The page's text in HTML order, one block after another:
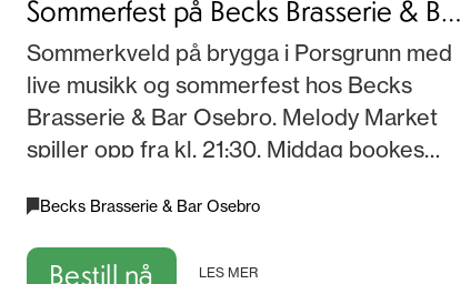
Sommerfest på Becks Brasserie & Bar
Osebro 2026
Sommerkveld på brygga i Porsgrunn med
live musikk og sommerfest hos Becks
Brasserie & Bar Osebro. Melody Market
spiller opp fra kl. 21:30. Middag bookes
Becks Brasserie & Bar Osebro
Bestill nå LES MER